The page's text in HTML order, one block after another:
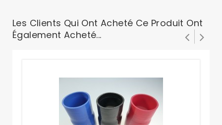
Les Clients Qui Ont Acheté Ce Produit Ont
Également Acheté...